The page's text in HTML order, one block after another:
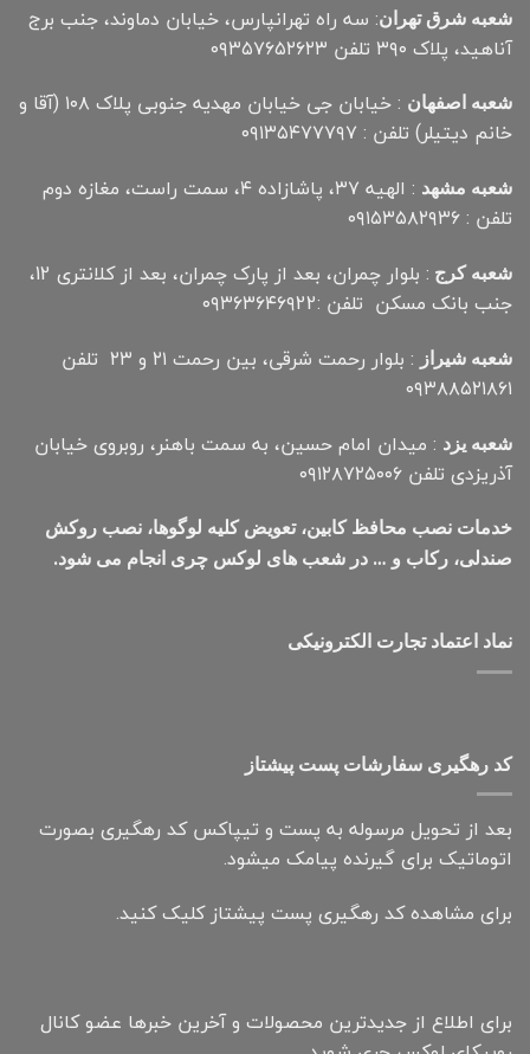
شعبه شرق تهران: سه راه تهرانپارس، خیابان دماوند، جنب برج
آناهید، پلاک ۳۹۰ تلفن ۰۹۳۵۷۶۵۲۶۲۳
شعبه اصفهان
: خیابان جی خیابان مهدیه جنوبی پلاک ۱۰۸ (آقا و
خانم دیتیلر) تلفن : ۰۹۱۳۵۴۷۷۷۹۷
شعبه مشهد
: الهیه ۳۷، پاشازاده ۴، سمت راست، مغازه دوم
تلفن : ۰۹۱۵۳۵۸۲۹۳۶
شعبه کرج
: بلوار چمران، بعد از پارک چمران، بعد از کلانتری 12،
جنب بانک مسکن تلفن :۰۹۳۶۳۶۴۶۹22
شعبه شیراز
: بلوار رحمت شرقی، بین رحمت ۲۱ و ۲۳ تلفن
۰۹۳۸۸۵۲۱۸۶۱
شعبه یزد : میدان امام حسین، به سمت باهنر، روبروی خیابان
آذریزدی تلفن ۰۹۱۲۸۷۲۵۰۰۶
خدمات نصب محافظ کابین، تعویض کلیه لوگوها، نصب روکش
صندلی، رکاب و … در شعب های لوکس چری انجام می شود.
نماد اعتماد تجارت الكترونیكی
کد رهگیری سفارشات پست پیشتاز
بعد از تحویل مرسوله به پست و تیپاکس کد رهگیری بصورت
اتوماتیک برای گیرنده پیامک میشود.
برای مشاهده کد رهگیری پست پیشتاز کلیک کنید.
برای اطلاع از جدیدترین محصولات و آخرین خبرها عضو کانال